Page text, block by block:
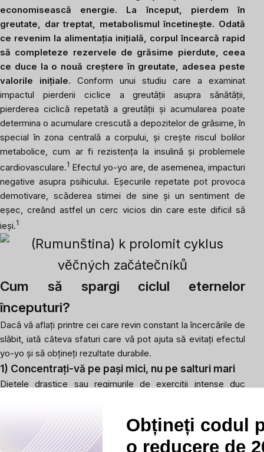
economisească energie. La început, pierdem în
greutate, dar treptat, metabolismul încetinește. Odată
ce revenim la alimentația inițială, corpul încearcă rapid
să completeze rezervele de grăsime pierdute, ceea
ce duce la o nouă creștere în greutate, adesea peste
valorile inițiale. Conform unui studiu care a examinat
impactul pierderii ciclice a greutății asupra sănătății,
pierderea ciclică repetată a greutății și acumularea poate
determina o acumulare crescută a depozitelor de grăsime, în
special în zona centrală a corpului, și crește riscul bolilor
metabolice, cum ar fi rezistența la insulină și problemele
cardiovasculare.1 Efectul yo-yo are, de asemenea, impacturi
negative asupra psihicului. Eșecurile repetate pot provoca
demotivare, scăderea stimei de sine și un sentiment de
eșec, creând astfel un cerc vicios din care este dificil să
ieși.1
Cum să spargi ciclul eternelor
începuturi?
Dacă vă aflați printre cei care revin constant la încercările de
slăbit, iată câteva sfaturi care vă pot ajuta să evitați efectul
yo-yo și să obțineți rezultate durabile.
1) Concentrați-vă pe pași mici, nu pe salturi mari
Dietele drastice sau regimurile de exerciții intense duc
schimbări mai mici, dar sustenabile, care nu vă vor
stresa și vă vor ajuta să treceți treptat la un stil de viață mai
Obțineți codul
o reducere de